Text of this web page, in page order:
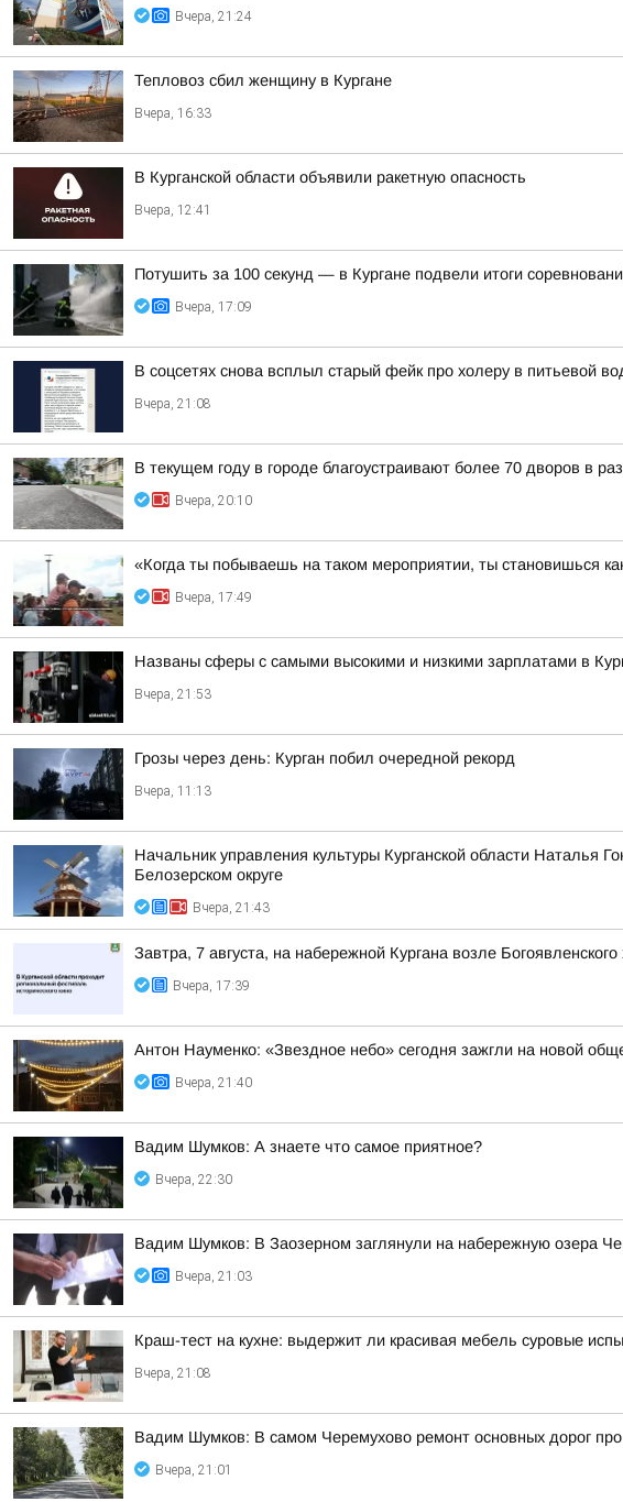
Вчера, 21:24
Тепловоз сбил женщину в Кургане
Вчера, 16:33
В Курганской области объявили ракетную опасность
Вчера, 12:41
Потушить за 100 секунд — в Кургане подвели итоги
Вчера, 17:09
В соцсетях снова всплыл старый фейк про холеру в питьевой
Вчера, 21:08
В текущем году в городе благоустраивают более 70 дворов в
Вчера, 20:10
«Когда ты побываешь на таком мероприятии, ты становишься
Вчера, 17:49
Названы сферы с самыми высокими и низкими зарплатами в
Вчера, 21:53
Грозы через день: Курган побил очередной рекорд
Вчера, 11:13
Начальник управления культуры Курганской области Наталья
Белозерском округе
Вчера, 21:43
Завтра, 7 августа, на набережной Кургана возле
Вчера, 17:39
Антон Науменко: «Звездное небо» сегодня зажгли на новой
Вчера, 21:40
Вадим Шумков: А знаете что самое приятное?
Вчера, 22:30
Вадим Шумков: В Заозерном заглянули на набережную озера
Вчера, 21:03
Краш-тест на кухне: выдержит ли красивая мебель суровые
Вчера, 21:08
Вадим Шумков: В самом Черемухово ремонт основных дорог
Вчера, 21:01